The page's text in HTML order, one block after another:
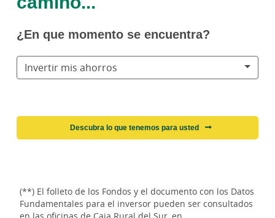
¿En que momento se encuentra?
Invertir mis ahorros
Descubra lo que tenemos para usted
(**) El folleto de los Fondos y el documento con los Datos
Fundamentales para el inversor pueden ser consultados